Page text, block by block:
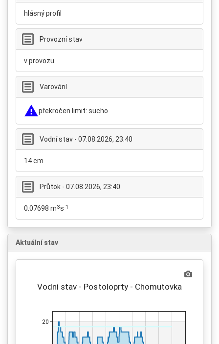
hlásný profil
Provozní stav
v provozu
Varování
překročen limit: sucho
Vodní stav - 07.08.2026, 23:40
14 cm
Průtok - 07.08.2026, 23:40
0.07698 m3s-1
Aktuální stav
20
Vodní stav - Postoloprty - Chomutovka